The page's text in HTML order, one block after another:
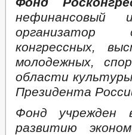
нефинансовый
организатор
конгрессных,
молодежных,
области
Президента
Фонд учрежден
развитию